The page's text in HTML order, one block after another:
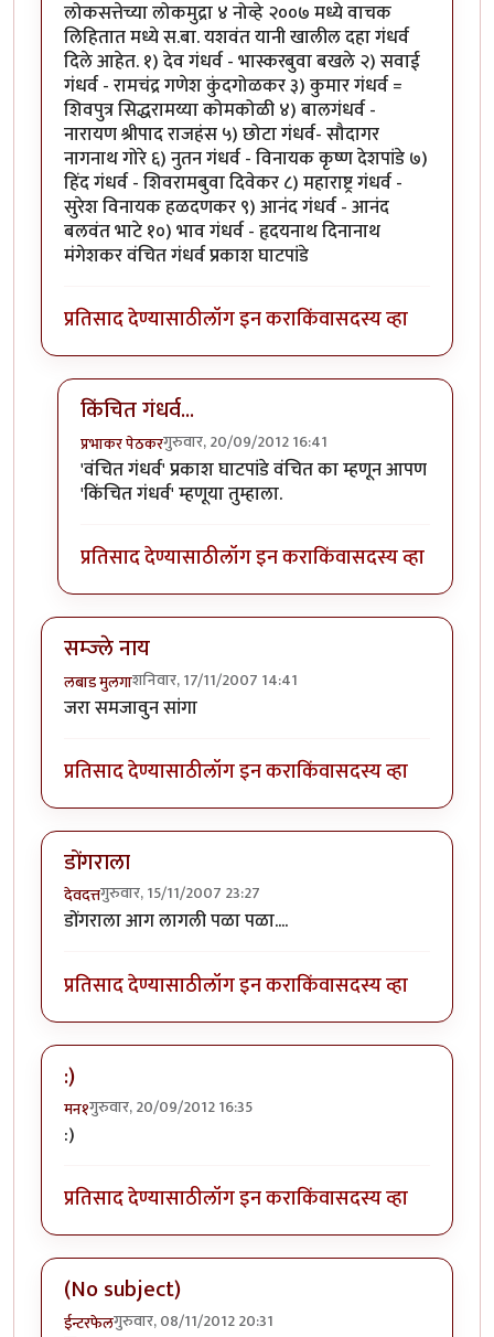
लोकसत्तेच्या लोकमुद्रा ४ नोव्हे २००७ मध्ये वाचक
लिहितात मध्ये स.बा. यशवंत यानी खालील दहा गंधर्व
दिले आहेत. १) देव गंधर्व - भास्करबुवा बखले २) सवाई
गंधर्व - रामचंद्र गणेश कुंदगोळकर ३) कुमार गंधर्व =
शिवपुत्र सिद्धरामय्या कोमकोळी ४) बालगंधर्व -
नारायण श्रीपाद राजहंस ५) छोटा गंधर्व- सौदागर
नागनाथ गोरे ६) नुतन गंधर्व - विनायक कृष्ण देशपांडे ७)
हिंद गंधर्व - शिवरामबुवा दिवेकर ८) महाराष्ट्र गंधर्व -
सुरेश विनायक हळदणकर ९) आनंद गंधर्व - आनंद
बलवंत भाटे १०) भाव गंधर्व - हृदयनाथ दिनानाथ
मंगेशकर वंचित गंधर्व प्रकाश घाटपांडे
प्रतिसाद देण्यासाठीलॉग इन कराकिंवासदस्य व्हा
किंचित गंधर्व...
प्रभाकर पेठकरगुरुवार, 20/09/2012 16:41
In reply toहा कंचा नवा गंधर्वbyप्रकाश घाटपांडे
'वंचित गंधर्व' प्रकाश घाटपांडे वंचित का म्हणून आपण
'किंचित गंधर्व' म्हणूया तुम्हाला.
प्रतिसाद देण्यासाठीलॉग इन कराकिंवासदस्य व्हा
सम्ज्ले नाय
लबाड मुलगाशनिवार, 17/11/2007 14:41
जरा समजावुन सांगा
प्रतिसाद देण्यासाठीलॉग इन कराकिंवासदस्य व्हा
डोंगराला
देवदत्तगुरुवार, 15/11/2007 23:27
डोंगराला आग लागली पळा पळा....
प्रतिसाद देण्यासाठीलॉग इन कराकिंवासदस्य व्हा
:)
मन१गुरुवार, 20/09/2012 16:35
:)
प्रतिसाद देण्यासाठीलॉग इन कराकिंवासदस्य व्हा
(No subject)
ईन्टरफेलगुरुवार, 08/11/2012 20:31